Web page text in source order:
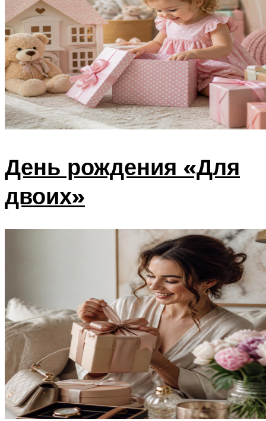
День рождения «Для
двоих»